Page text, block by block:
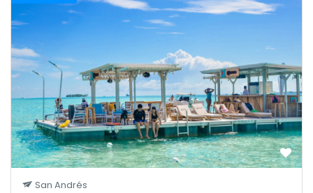
San Andrés